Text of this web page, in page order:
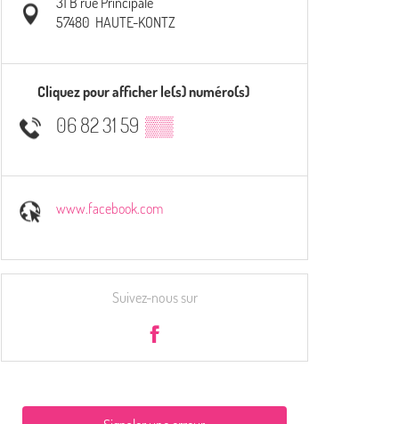
57480 HAUTE-KONTZ
Cliquez pour afficher le(s) numéro(s)
06 82 31 59 ▒▒
www.facebook.com
Suivez-nous sur